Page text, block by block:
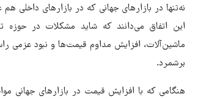
نه‌تنها در بازارهای جهانی که در بازارهای داخلی
این اتفاق می‌دانند که شاید مشکلات در حوزه
ماشین‌آلات، افزایش مداوم قیمت‌ها و نبود عزمی
برشمرد.
هنگامی که با افزایش قیمت در بازارهای جهانی